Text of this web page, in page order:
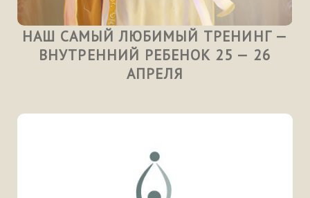
НАШ САМЫЙ ЛЮБИМЫЙ ТРЕНИНГ —
ВНУТРЕННИЙ РЕБЕНОК 25 — 26
АПРЕЛЯ